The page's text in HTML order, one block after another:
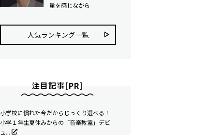
量を感じながら
人気ランキング⼀覧
注目記事[PR]
小学校に慣れた今だからじっくり選べる！
小学１年生夏休みからの「音楽教室」デビ
ュ...